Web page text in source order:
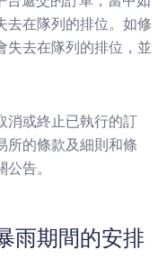
去在隊列的排位。如修
失去在隊列的排位，並
消或終止已執行的訂
所的條款及細則和條
告。
雨期間的安排